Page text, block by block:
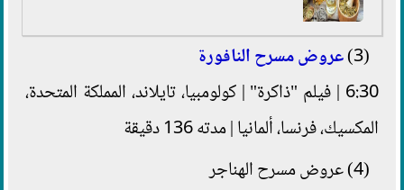
(3)
عروض مسرح النافورة
6:30 | فيلم "ذاكرة" | كولومبيا، تايلاند، المملكة المتحدة،
المكسيك، فرنسا، ألمانيا | مدته 136 دقيقة
(4) عروض مسرح الهناجر